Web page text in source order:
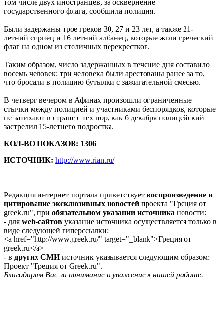
том числе двух иностранцев, за осквернение
государственного флага, сообщила полиция.
Были задержаны трое греков 30, 27 и 23 лет, а также 21-
летний сириец и 16-летний албанец, которые жгли греческий
флаг на одном из столичных перекрестков.
Таким образом, число задержанных в течение дня составило
восемь человек: три человека были арестованы ранее за то,
что бросали в полицию бутылки с зажигательной смесью.
В четверг вечером в Афинах произошли ограниченные
стычки между полицией и участниками беспорядков, которые
не затихают в стране с тех пор, как 6 декабря полицейский
застрелил 15-летнего подростка.
КОЛ-ВО ПОКАЗОВ: 1306
ИСТОЧНИК: http://www.rian.ru/
Редакция интернет-портала приветствует воспроизведение и
цитирование эксклюзивных новостей проекта "Греция от
greek.ru", при обязательном указании источника новости:
- для web-сайтов указание источника осуществляется только в
виде следующей гиперссылки:
<a href="http://www.greek.ru/" target="_blank">Греция от
greek.ru</a>
- в других СМИисточник указывается следующим образом:
Проект "Греция от Greek.ru".
Благодарим Вас за понимание и уважение к нашей работе.